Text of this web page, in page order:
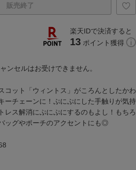
販売終了
楽天IDで決済すると
13 ポイント獲得
ンセルはお受けできません。
コット「ウィントス」がころんとしたかわ
ーチェーンに！ぷにぷにした手触りが気持
レス解消にぷにぷにするのもよし！もちろ
ッグやポーチのアクセントにも◎